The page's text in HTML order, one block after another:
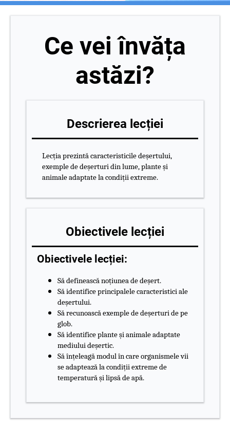
Ce vei învăța
astăzi?
Descrierea lecției
Lecția prezintă caracteristicile deșertului,
exemple de deșerturi din lume, plante și
animale adaptate la condiții extreme.
Obiectivele lecției
Obiectivele lecției:
Să definească noțiunea de deșert.
Să identifice principalele caracteristici ale
deșertului.
Să recunoască exemple de deșerturi de pe
glob.
Să identifice plante și animale adaptate
mediului deșertic.
Să înțeleagă modul în care organismele vii
se adaptează la condiții extreme de
temperatură și lipsă de apă.